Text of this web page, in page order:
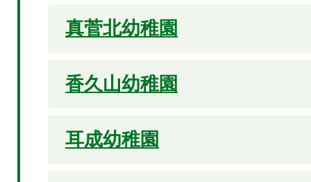
真菅北幼稚園
香久山幼稚園
耳成幼稚園